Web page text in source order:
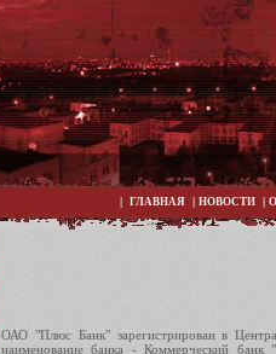
| ГЛАВНАЯ | НОВОСТИ |
ОАО "Плюс Банк" зарегистрирован в
наименование банка - Коммерческий